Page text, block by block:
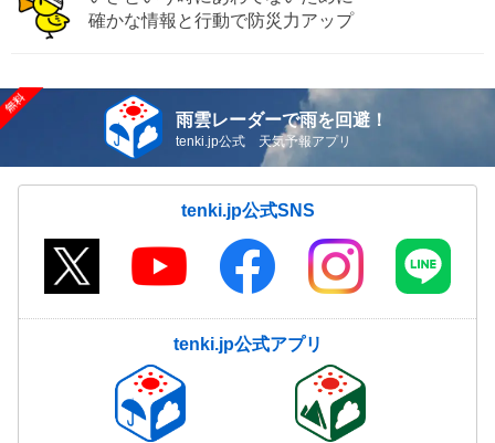
確かな情報と行動で防災力アップ
雨雲レーダーで雨を回避！
tenki.jp公式 天気予報アプリ
tenki.jp公式SNS
tenki.jp公式アプリ